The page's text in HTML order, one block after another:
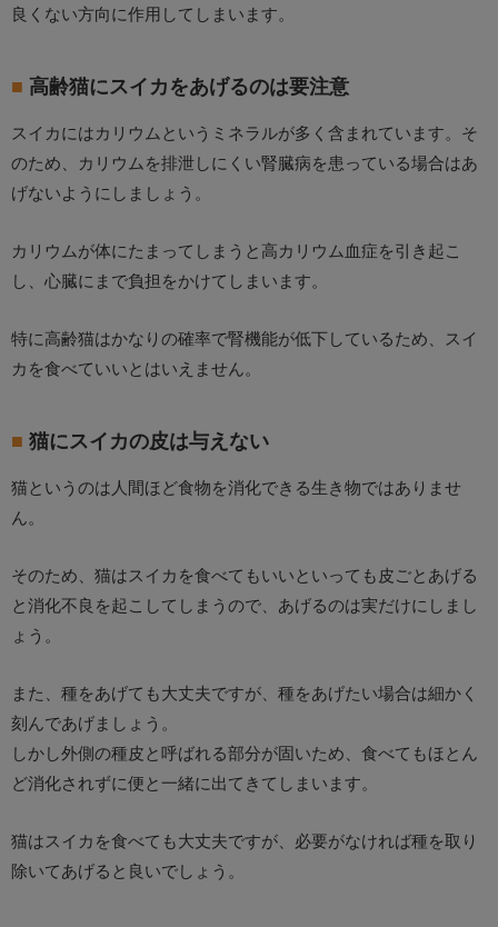
良くない方向に作用してしまいます。
高齢猫にスイカをあげるのは要注意
スイカにはカリウムというミネラルが多く含まれています。そ
のため、カリウムを排泄しにくい腎臓病を患っている場合はあ
げないようにしましょう。
カリウムが体にたまってしまうと高カリウム血症を引き起こ
し、心臓にまで負担をかけてしまいます。
特に高齢猫はかなりの確率で腎機能が低下しているため、スイ
カを食べていいとはいえません。
猫にスイカの皮は与えない
猫というのは人間ほど食物を消化できる生き物ではありませ
ん。
そのため、猫はスイカを食べてもいいといっても皮ごとあげる
と消化不良を起こしてしまうので、あげるのは実だけにしまし
ょう。
また、種をあげても大丈夫ですが、種をあげたい場合は細かく
刻んであげましょう。
しかし外側の種皮と呼ばれる部分が固いため、食べてもほとん
ど消化されずに便と一緒に出てきてしまいます。
猫はスイカを食べても大丈夫ですが、必要がなければ種を取り
除いてあげると良いでしょう。